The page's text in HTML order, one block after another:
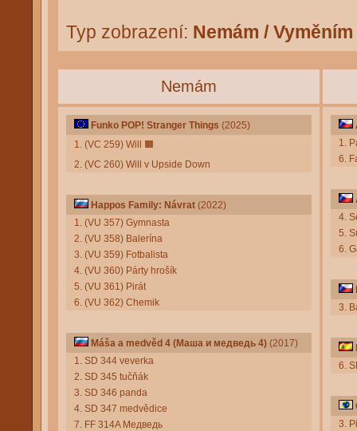
Typ zobrazení: Nemám / Vyměním
Nemám
Funko POP! Stranger Things (2025)
1. (VC 259) Will
🟧
2. (VC 260) Will v Upside Down
Happos Family: Návrat (2022)
1. (VU 357) Gymnasta
2. (VU 358) Balerína
3. (VU 359) Fotbalista
4. (VU 360) Párty hrošík
5. (VU 361) Pirát
6. (VU 362) Chemik
Máša a medvěd 4 (Маша и медведь 4) (2017)
1. SD 344 veverka
2. SD 345 tučňák
3. SD 346 panda
4. SD 347 medvědice
7. FF 314A Медведь
1.
6.
4.
5.
6.
3.
6.
3.